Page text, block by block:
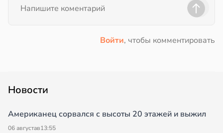
Войти, чтобы комментировать
Новости
Американец сорвался с высоты 20 этажей и выжил
06 августав13:55